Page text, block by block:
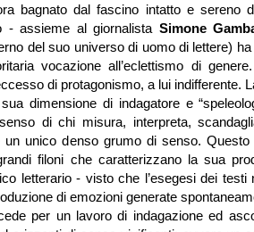
bagnato dal fascino intatto e sereno
- assieme al giornalista Simone
del suo universo di uomo di lettere)
vocazione all’eclettismo di genere.
di protagonismo, a lui indifferente.
dimensione di indagatore e
di chi misura, interpreta,
unico denso grumo di senso. Questo
filoni che caratterizzano la sua
letterario - visto che l’esegesi dei
di emozioni generate
per un lavoro di indagazione ed